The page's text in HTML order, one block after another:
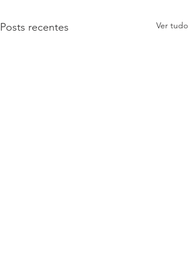
Posts recentes Ver tudo